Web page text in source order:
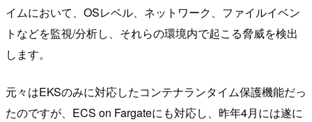
イムにおいて、OSレベル、ネットワーク、ファイルイベン
トなどを監視/分析し、それらの環境内で起こる脅威を検出
します。
元々はEKSのみに対応したコンテナランタイム保護機能だっ
たのですが、ECS on Fargateにも対応し、昨年4月には遂に